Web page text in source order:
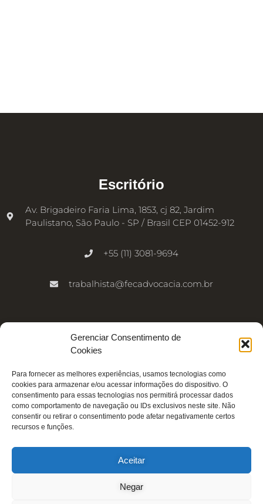
Gerenciar Consentimento de
Cookies
Para fornecer as melhores experiências, usamos tecnologias como
cookies para armazenar e/ou acessar informações do dispositivo. O
consentimento para essas tecnologias nos permitirá processar dados
como comportamento de navegação ou IDs exclusivos neste site. Não
consentir ou retirar o consentimento pode afetar negativamente certos
recursos e funções.
Aceitar
Negar
Escritório
Av. Brigadeiro Faria Lima, 1853, cj 82, Jardim
Paulistano, São Paulo - SP / Brasil CEP 01452-912
+55 (11) 3081-9694
trabalhista@fecadvocacia.com.br
Inscreva-se na newsletter
E-mail